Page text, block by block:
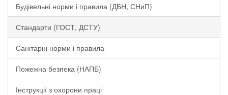
Будівельні норми і правила (ДБН, СНиП)
Стандарти (ГОСТ, ДСТУ)
Санітарні норми і правила
Пожежна безпека (НАПБ)
Інструкції з охорони праці